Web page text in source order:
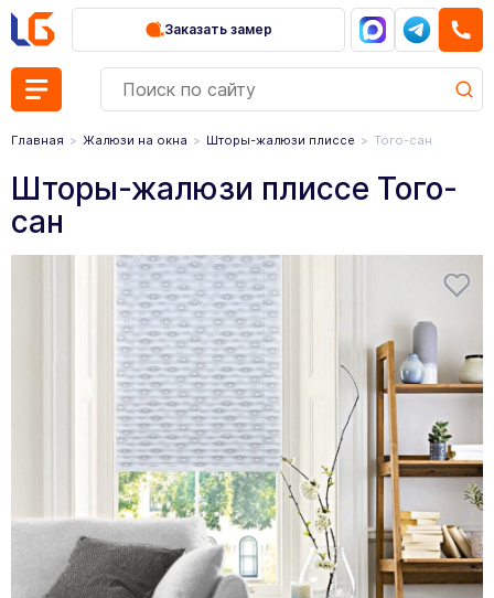
Заказать замер
Главная Жалюзи на окна Шторы-жалюзи плиссе Того-сан
Шторы-жалюзи плиссе Того-
сан